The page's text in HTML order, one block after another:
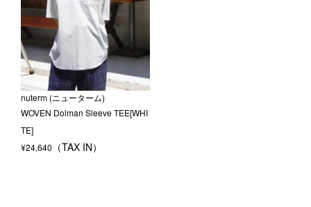
nuterm (ニューターム)
WOVEN Dolman Sleeve TEE[WHI
TE]
¥24,640